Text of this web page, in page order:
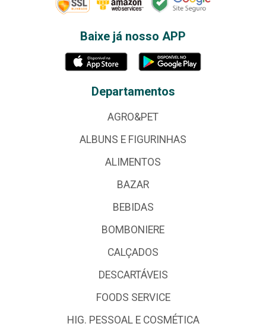
Baixe já nosso APP
Departamentos
AGRO&PET
ALBUNS E FIGURINHAS
ALIMENTOS
BAZAR
BEBIDAS
BOMBONIERE
CALÇADOS
DESCARTÁVEIS
FOODS SERVICE
HIG. PESSOAL E COSMÉTICA